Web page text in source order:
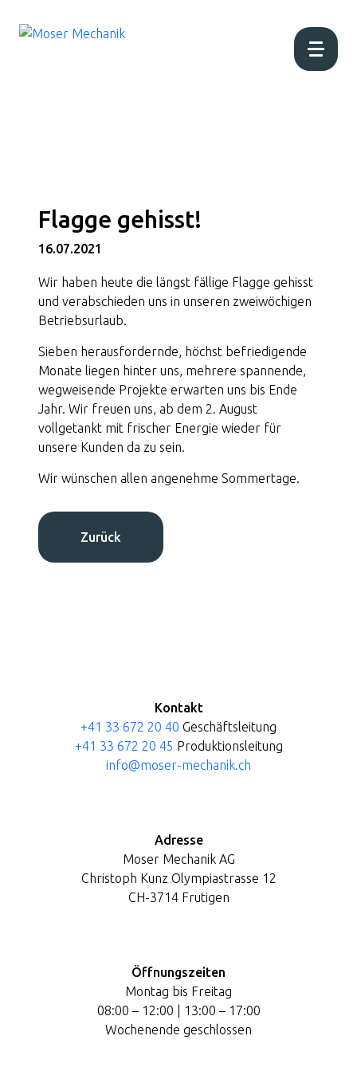
Über uns
Produktion
Produkte
Qualitätssicherung
moser precision stop
Jobs
Flagge gehisst!
16.07.2021
Wir haben heute die längst fällige Flagge gehisst
und verabschieden uns in unseren zweiwöchigen
Betriebsurlaub.
Sieben herausfordernde, höchst befriedigende
Monate liegen hinter uns, mehrere spannende,
wegweisende Projekte erwarten uns bis Ende
Jahr. Wir freuen uns, ab dem 2. August
vollgetankt mit frischer Energie wieder für
unsere Kunden da zu sein.
Wir wünschen allen angenehme Sommertage.
Zurück
Kontakt
+41 33 672 20 40 Geschäftsleitung
+41 33 672 20 45 Produktionsleitung
info@moser-mechanik.ch
Adresse
Moser Mechanik AG
Christoph Kunz Olympiastrasse 12
CH-3714 Frutigen
Öffnungszeiten
Montag bis Freitag
08:00 – 12:00 | 13:00 – 17:00
Wochenende geschlossen